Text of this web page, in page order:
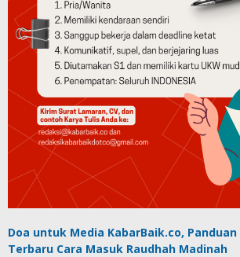
Doa untuk Media KabarBaik.co, Panduan
Terbaru Cara Masuk Raudhah Madinah